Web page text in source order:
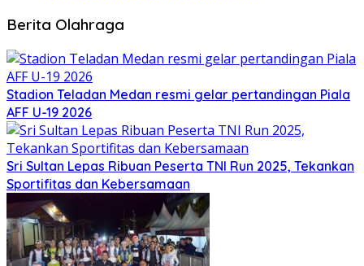
Berita Olahraga
Stadion Teladan Medan resmi gelar pertandingan Piala
AFF U-19 2026
Sri Sultan Lepas Ribuan Peserta TNI Run 2025, Tekankan
Sportifitas dan Kebersamaan